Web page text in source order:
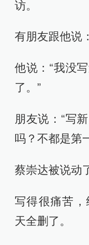
访。
有朋友跟他说
他说：“我没
了。”
朋友说：“写
吗？不都是第
蔡崇达被说动
写得很痛苦
天全删了。